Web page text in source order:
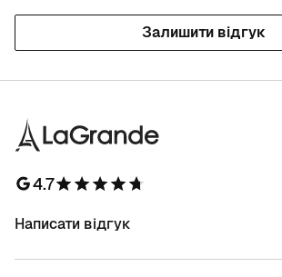
Залишити відгук
4.7
Написати відгук